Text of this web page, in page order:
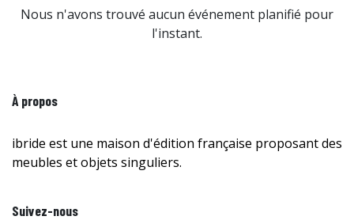
Nous n'avons trouvé aucun événement planifié pour
l'instant.
À propos
ibride est une maison d'édition française proposant des
meubles et objets singuliers.
Suivez-nous